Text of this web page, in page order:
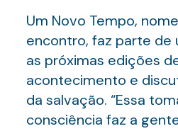
Um Novo Tempo,
encontro, faz parte de
as próximas edições
acontecimento e
da salvação. “Essa
consciência faz a